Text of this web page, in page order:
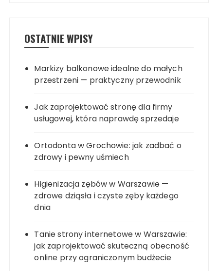
OSTATNIE WPISY
Markizy balkonowe idealne do małych
przestrzeni — praktyczny przewodnik
Jak zaprojektować stronę dla firmy
usługowej, która naprawdę sprzedaje
Ortodonta w Grochowie: jak zadbać o
zdrowy i pewny uśmiech
Higienizacja zębów w Warszawie —
zdrowe dziąsła i czyste zęby każdego
dnia
Tanie strony internetowe w Warszawie:
jak zaprojektować skuteczną obecność
online przy ograniczonym budżecie